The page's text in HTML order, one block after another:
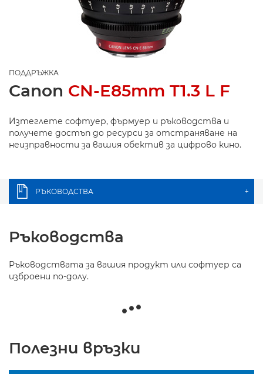
ПОДДРЪЖКА
Canon CN-E85mm T1.3 L F
Изтеглете софтуер, фърмуер и ръководства и
получете достъп до ресурси за отстраняване на
неизправности за вашия обектив за цифрово кино.
РЪКОВОДСТВА +
Ръководства
Ръководствата за вашия продукт или софтуер са
изброени по-долу.
Полезни връзки